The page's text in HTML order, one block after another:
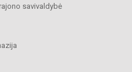
savivaldybė